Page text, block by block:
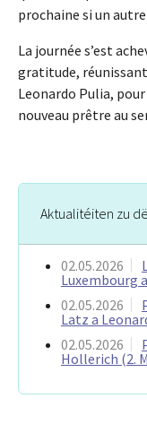
prochaine si un
La journée s’est
gratitude,
Leonardo Pulia, pour
nouveau prêtre au
Aktualitéiten zu
02.05.2026
Luxembourg
02.05.2026
Latz a
02.05.2026
Hollerich (2.